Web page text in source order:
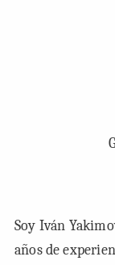
Soy Iván
años de